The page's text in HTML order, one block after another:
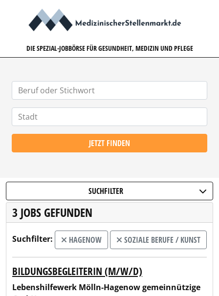
DIE SPEZIAL-JOBBÖRSE FÜR GESUNDHEIT, MEDIZIN UND PFLEGE
JETZT FINDEN
SUCHFILTER
3 JOBS GEFUNDEN
Suchfilter: HAGENOW SOZIALE BERUFE / KUNST
BILDUNGSBEGLEITERIN (M/W/D)
Lebenshilfewerk Mölln-Hagenow gemeinnützige